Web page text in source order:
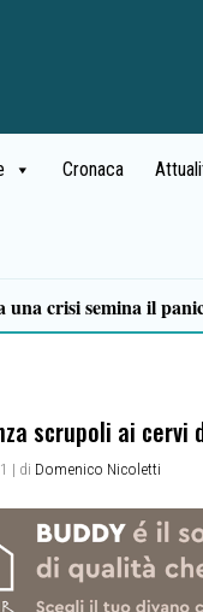
Cronaca
Tortorella celebra la Fiera di San Basilio: tra antichi mestieri, bestiame e la musica della Bandabardò 14:49
scrupoli ai cervi
| di Domenico Nicoletti